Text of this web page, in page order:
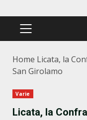
PRIMÄRES
Home Licata, la
San Girolamo
Varie
Licata, la